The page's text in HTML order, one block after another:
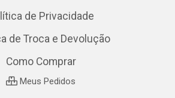
de Privacidade
de Troca e Devolução
Como Comprar
Meus Pedidos